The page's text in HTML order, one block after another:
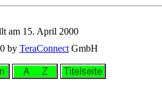
am 15. April 2000
by TeraConnect GmbH